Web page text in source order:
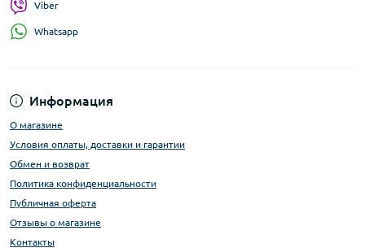
Информация
О магазине
Условия оплаты, доставки и гарантии
Обмен и возврат
Политика конфиденциальности
Публичная оферта
Отзывы о магазине
Контакты
Viber
Whatsapp